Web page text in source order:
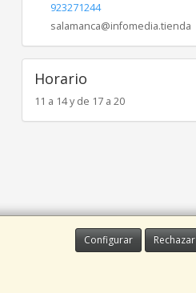
Configurar Rechazar
923271244
salamanca@infomedia.tienda
Horario
11 a 14 y de 17 a 20